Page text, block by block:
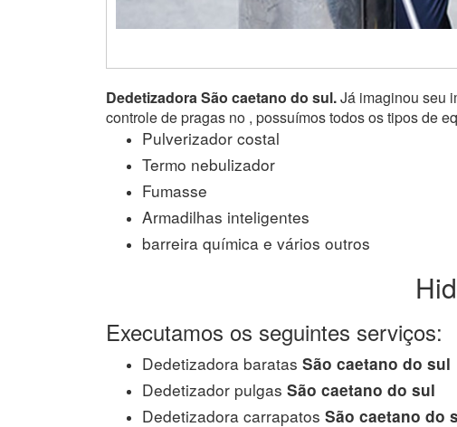
Dedetizadora São caetano do sul.Já imaginou seu
controle de pragas no , possuímos todos os tipos de
Pulverizador costal
Termo nebulizador
Fumasse
Armadilhas inteligentes
barreira química e vários outros
Executamos os seguintes serviços:
Dedetizadora baratas São caetano do sul
Dedetizador pulgas São caetano do sul
Dedetizadora carrapatos São caetano do